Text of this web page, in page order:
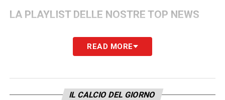
LA PLAYLIST DELLE NOSTRE TOP NEWS
READ MORE
IL CALCIO DEL GIORNO